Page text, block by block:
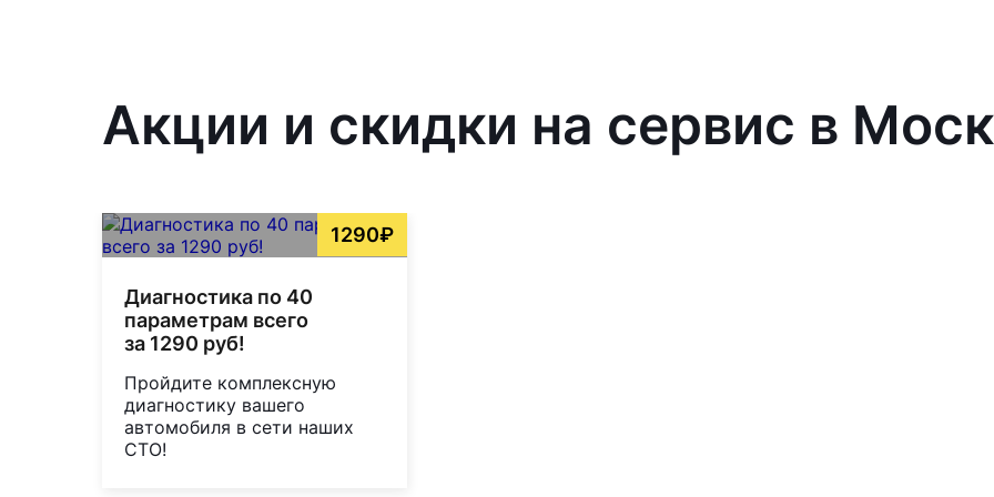
Акции и скидки на сервис в
1290₽
Диагностика по 40
параметрам всего
за 1290 руб!
Пройдите комплексную
диагностику вашего
автомобиля в сети наших
СТО!